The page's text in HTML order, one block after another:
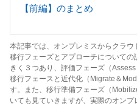
【前編】のまとめ
本記事では、オンプレミスからクラ
移行フェーズとアプローチについて
きく３つあり、評価フェーズ（
移行フェースと近代化（Migrate＆
す。また、移行準備フェーズ（
いても見ていきますが、実際のオン